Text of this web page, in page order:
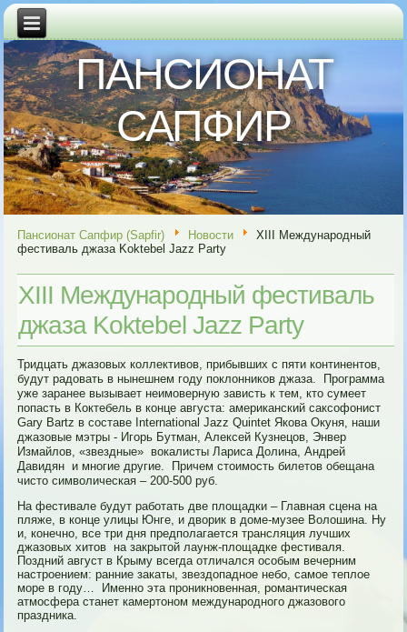
ПАНСИОНАТ
САПФИР
Пансионат Сапфир (Sapfir) Новости
XIII Международный
фестиваль джаза Koktebel Jazz Party
XIII Международный фестиваль
джаза Koktebel Jazz Party
Тридцать джазовых коллективов, прибывших с пяти континентов,
будут радовать в нынешнем году поклонников джаза. Программа
уже заранее вызывает неимоверную зависть к тем, кто сумеет
попасть в Коктебель в конце августа: американский саксофонист
Gary Bartz в составе International Jazz Quintet Якова Окуня, наши
джазовые мэтры - Игорь Бутман, Алексей Кузнецов, Энвер
Измайлов, «звездные» вокалисты Лариса Долина, Андрей
Давидян и многие другие. Причем стоимость билетов обещана
чисто символическая – 200-500 руб.
На фестивале будут работать две площадки – Главная сцена на
пляже, в конце улицы Юнге, и дворик в доме-музее Волошина. Ну
и, конечно, все три дня предполагается трансляция лучших
джазовых хитов на закрытой лаунж-площадке фестиваля.
Поздний август в Крыму всегда отличался особым вечерним
настроением: ранние закаты, звездопадное небо, самое теплое
море в году… Именно эта проникновенная, романтическая
атмосфера станет камертоном международного джазового
праздника.